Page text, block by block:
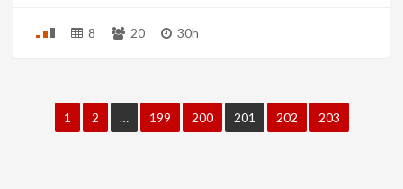
8 20 30h
1 2 … 199 200 201 202 203